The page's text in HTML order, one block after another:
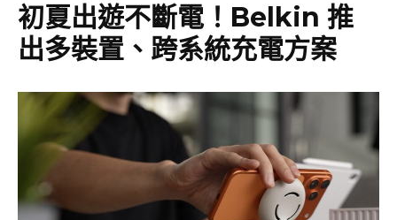
初夏出遊不斷電！Belkin 推
出多裝置、跨系統充電方案